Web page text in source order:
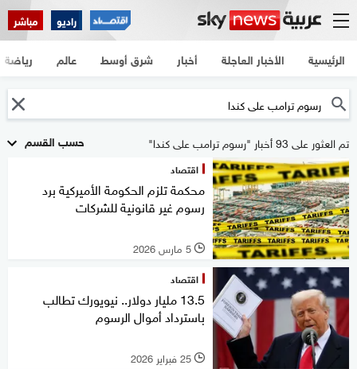
راديو مباشر
الرئيسية الأخبار العاجلة أخبار شرق أوسط عالم رياضة
حسب القسم تم العثور على 93 أخبار "رسوم ترامب على كندا"
اقتصاد
محكمة تلزم الحكومة الأميركية برد
رسوم غير قانونية للشركات
l 5 مارس 2026
اقتصاد
13.5 مليار دولار.. نيويورك تطالب
باسترداد أموال الرسوم
l 25 فبراير 2026